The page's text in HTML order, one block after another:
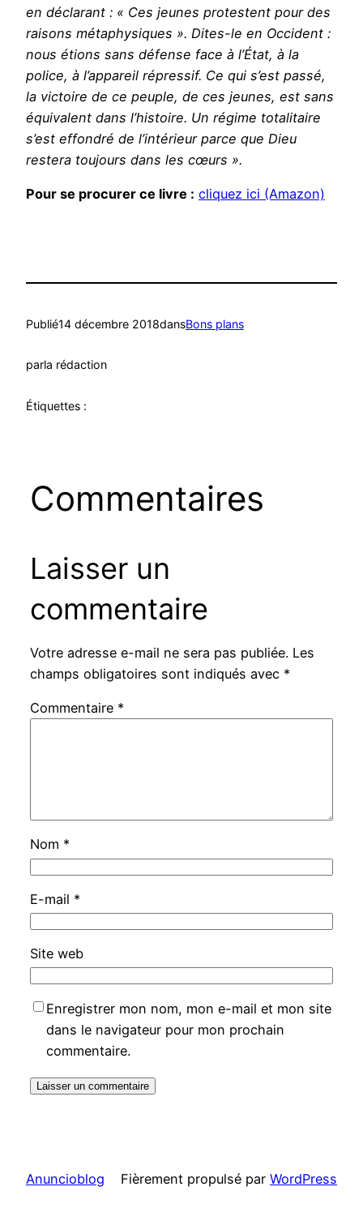
en déclarant : « Ces jeunes protestent pour des
raisons métaphysiques ». Dites-le en Occident :
nous étions sans défense face à l’État, à la
police, à l’appareil répressif. Ce qui s’est passé,
la victoire de ce peuple, de ces jeunes, est sans
équivalent dans l’histoire. Un régime totalitaire
s’est effondré de l’intérieur parce que Dieu
restera toujours dans les cœurs ».
Pour se procurer ce livre : cliquez ici (Amazon)
Publié14 décembre 2018dansBons plans
parla rédaction
Étiquettes :
Commentaires
Laisser un
commentaire
Votre adresse e-mail ne sera pas publiée. Les
champs obligatoires sont indiqués avec *
Commentaire *
Nom *
E-mail *
Site web
Enregistrer mon nom, mon e-mail et mon site
dans le navigateur pour mon prochain
commentaire.
Anuncioblog Fièrement propulsé par WordPress